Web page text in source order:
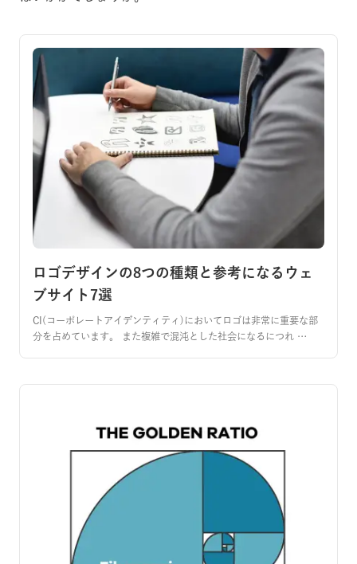
ロゴデザインの8つの種類と参考になるウェ
ブサイト7選
CI(コーポレートアイデンティティ)においてロゴは非常に重要な部
分を占めています。 また複雑で混沌とした社会になるにつれ …